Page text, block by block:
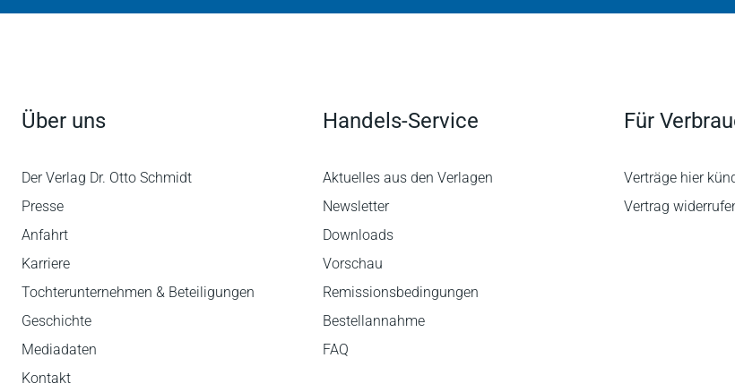
Über uns
Der Verlag Dr. Otto Schmidt
Presse
Anfahrt
Karriere
Tochterunternehmen & Beteiligungen
Geschichte
Mediadaten
Kontakt
Handels-Service
Aktuelles aus den Verlagen
Newsletter
Downloads
Vorschau
Remissionsbedingungen
Bestellannahme
FAQ
Für
Verträge hier
Vertrag